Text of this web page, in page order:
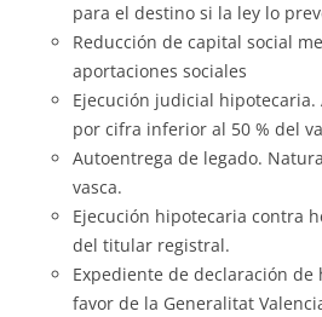
para el destino si la ley lo
Reducción de capital social
aportaciones sociales
Ejecución judicial
por cifra inferior al 50 % del
Autoentrega de legado.
vasca.
Ejecución hipotecaria contra
del titular registral.
Expediente de declaración
favor de la Generalitat